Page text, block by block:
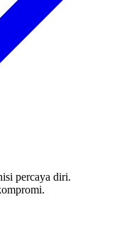
percaya diri.